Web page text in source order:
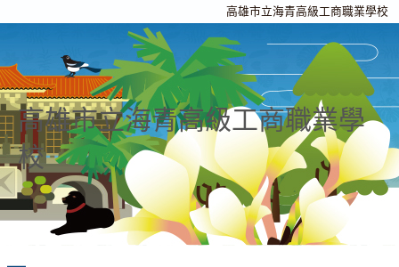
高雄市立海青高級工商職業學校
高雄市立海青高級工商職業學
校